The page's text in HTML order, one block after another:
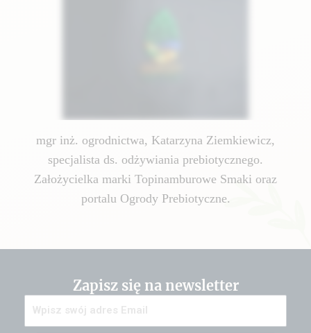
mgr inż. ogrodnictwa, Katarzyna Ziemkiewicz,
specjalista ds. odżywiania prebiotycznego.
Założycielka marki Topinamburowe Smaki oraz
portalu Ogrody Prebiotyczne.
Zapisz się na newsletter